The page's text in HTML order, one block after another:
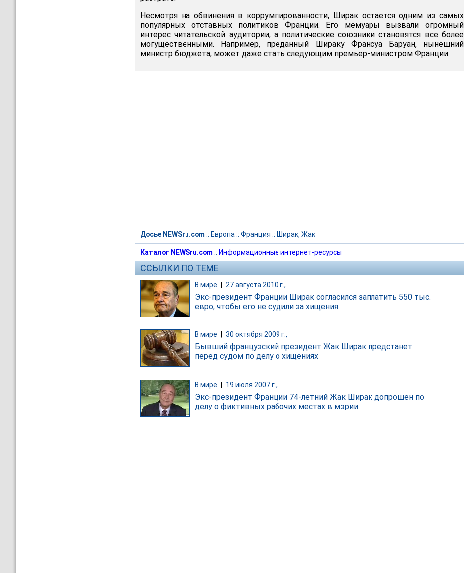
Несмотря на обвинения в коррумпированности, Ширак остается одним из самых
популярных отставных политиков Франции. Его мемуары вызвали огромный
интерес читательской аудитории, а политические союзники становятся все более
могущественными. Например, преданный Шираку Франсуа Баруан, нынешний
министр бюджета, может даже стать следующим премьер-министром Франции.
Досье NEWSru.com :: Европа :: Франция :: Ширак, Жак
Каталог NEWSru.com :: Информационные интернет-ресурсы
ССЫЛКИ ПО ТЕМЕ
В мире 27 августа 2010 г.,
Экс-президент Франции Ширак согласился заплатить 550 тыс.
евро, чтобы его не судили за хищения
В мире 30 октября 2009 г.,
Бывший французский президент Жак Ширак предстанет
перед судом по делу о хищениях
В мире | 19 июля 2007 г.,
Экс-президент Франции 74-летний Жак Ширак допрошен по
делу о фиктивных рабочих местах в мэрии